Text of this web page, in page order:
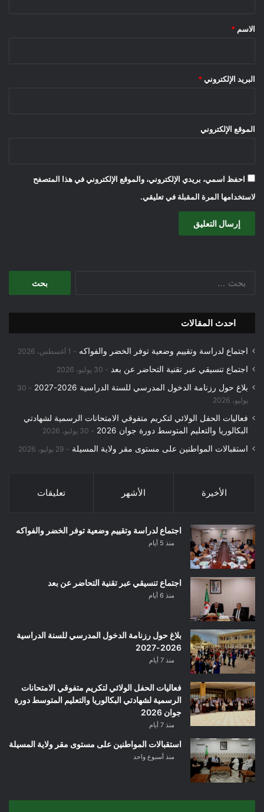
*
الاسم *
البريد الإلكتروني *
الموقع الإلكتروني
احفظ اسمي، بريدي الإلكتروني، والموقع الإلكتروني في هذا المتصفح
لاستخدامها المرة المقبلة في تعليقي.
احدث المقالات
اجتماع لدراسة وتقييم وضعية توفر الخضر والفواكه 1 أغسطس، 2026
اجتماع تنسيقي عبر تقنية التحاضر عن بعد 30 يوليو، 2026
بلاغ حول رزنامة الدخول المدرسي للسنة الدراسية 2026-2027
30
يوليو، 2026
فعاليات الحفل الولائي لتكريم متفوقي الامتحانات الرسمية لشهادتي
البكالوريا والتعليم المتوسط دورة جوان 2026
30 يوليو، 2026
استقبالات المواطنين على مستوى مقر ولاية المسيلة 29 يوليو، 2026
الأخيرة الأشهر تعليقات
اجتماع لدراسة وتقييم وضعية توفر الخضر والفواكه
منذ 5 أيام
اجتماع تنسيقي عبر تقنية التحاضر عن بعد
منذ 6 أيام
بلاغ حول رزنامة الدخول المدرسي للسنة الدراسية
2026-2027
منذ 7 أيام
فعاليات الحفل الولائي لتكريم متفوقي الامتحانات
الرسمية لشهادتي البكالوريا والتعليم المتوسط دورة
جوان 2026
منذ 7 أيام
استقبالات المواطنين على مستوى مقر ولاية المسيلة
منذ أسبوع واحد